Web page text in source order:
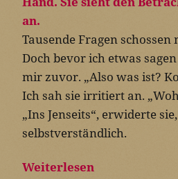
Tausende Fragen
Doch bevor ich etwas
mir zuvor. „Also was ist?
Ich sah sie irritiert an.
„Ins Jenseits“, erwiderte
selbstverständlich.
Weiterlesen